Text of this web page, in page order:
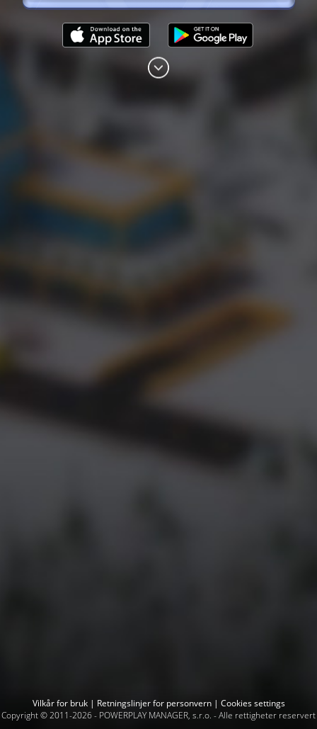
Vilkår for bruk | Retningslinjer for personvern | Cookies settings
Copyright © 2011-2026 - POWERPLAY MANAGER, s.r.o. - Alle rettigheter reservert